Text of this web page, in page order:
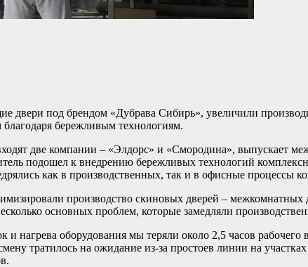
двери под брендом «Дубрава Сибирь», увеличили
бережливым технологиям.
две компании – «Элдорс» и «Смородина», выпускает
подошел к внедрению бережливых технологий
как в производственных, так и в офисные процессы
производство скиновых дверей –
основных проблем, которые замедляли
и нагрева оборудования мы теряли около 2,5 часов
тратилось на ожидание из-за простоев линии на